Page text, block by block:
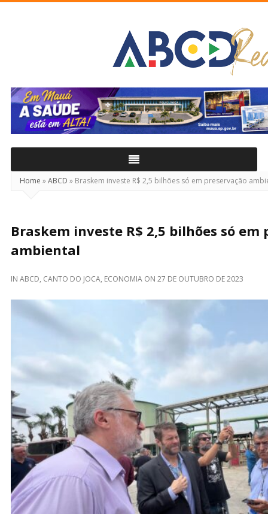
Real
Home »ABCD » Braskem investe R$ 2,5 bilhões só em preservação
Braskem investe R$ 2,5 bilhões só em
ambiental
IN ABCD, CANTO DO JOCA, ECONOMIA ON 27 DE OUTUBRO DE 2023